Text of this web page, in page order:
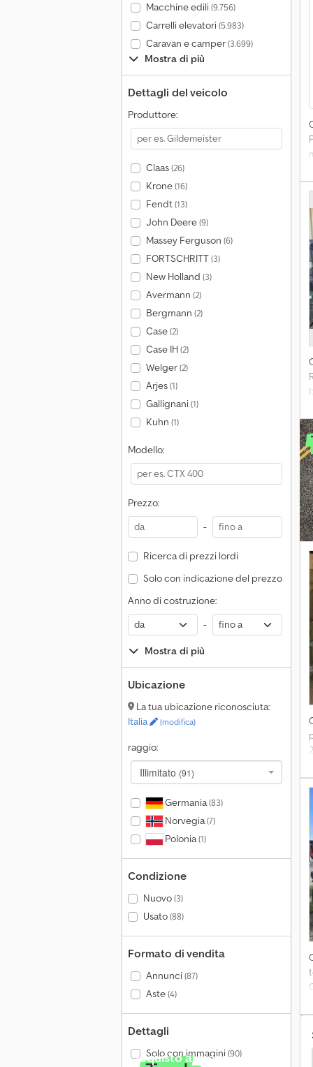
Macchine edili(9.756)
Carrelli elevatori(5.983)
Caravan e camper(3.699)
Mostra di più
Dettagli del veicolo
Produttore:
Claas(26)
Krone(16)
Fendt(13)
John Deere(9)
Massey Ferguson (6)
FORTSCHRITT(3)
New Holland (3)
Avermann (2)
Bergmann (2)
Case(2)
Case IH(2)
Welger(2)
Arjes(1)
Gallignani(1)
Kuhn (1)
Modello:
Prezzo:
-
Ricerca di prezzi lordi
Solo con indicazione del prezzo
Anno di costruzione:
-
Mostra di più
Ubicazione
La tua ubicazione riconosciuta:
Italia
(modifica)
raggio:
Illimitato (91)
Germania(83)
Norvegia(7)
Polonia(1)
Condizione
Nuovo(3)
Usato(88)
Formato di vendita
Annunci(87)
Aste(4)
Dettagli
Solo con immagini(90)
acquisto al mese
Altro Presse Agricole / Presse Per Balle